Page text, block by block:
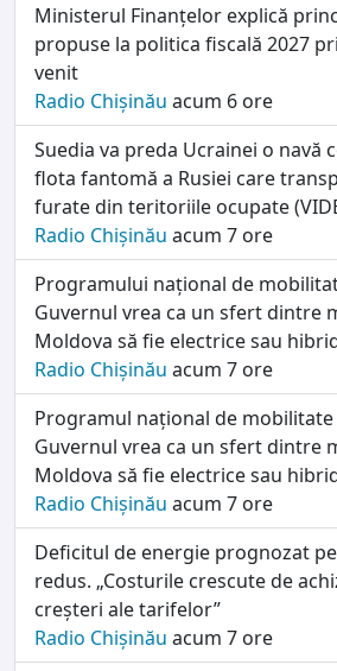
Ministerul Finanțelor explică
propuse la politica fiscală 2027
venit
Radio Chișinău acum 6 ore
Suedia va preda Ucrainei o navă
flota fantomă a Rusiei care
furate din teritoriile ocupate
Radio Chișinău acum 7 ore
Programului național de
Guvernul vrea ca un sfert dintre
Moldova să fie electrice sau
Radio Chișinău acum 7 ore
Programul național de mobilitate
Guvernul vrea ca un sfert dintre
Moldova să fie electrice sau
Radio Chișinău acum 7 ore
Deficitul de energie prognozat
redus. „Costurile crescute de
creșteri ale tarifelor”
Radio Chișinău acum 7 ore